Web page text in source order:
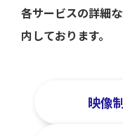
各サービスの詳細
内しております。
映像